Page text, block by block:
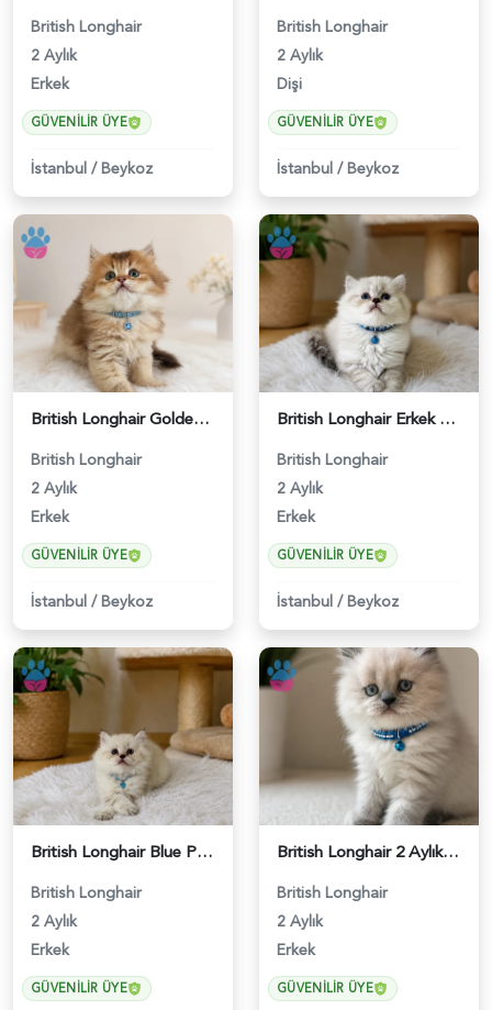
British Longhair
2 Aylık
Erkek
GÜVENILIR ÜYE
İstanbul /Beykoz
British Longhair
2 Aylık
Dişi
GÜVENILIR ÜYE
İstanbul /Beykoz
British Longhair Golden Ny12 Erkek Yavrumuz - 5151
British Longhair
2 Aylık
Erkek
GÜVENILIR ÜYE
İstanbul /Beykoz
British Longhair Erkek Göz Alıcılı Güzellik - 4920
British Longhair
2 Aylık
Erkek
GÜVENILIR ÜYE
İstanbul /Beykoz
British Longhair Blue Point Erkek Yavrumuz - 4921
British Longhair
2 Aylık
Erkek
GÜVENILIR ÜYE
British Longhair 2 Aylık Erkek Yavrumuz - 5452
British Longhair
2 Aylık
Erkek
GÜVENILIR ÜYE